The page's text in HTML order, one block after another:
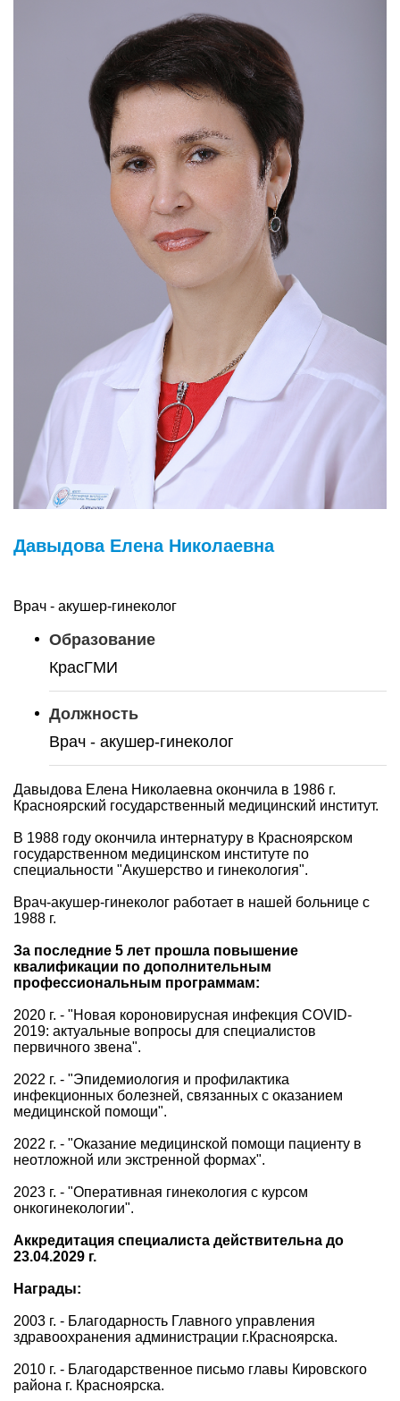
Давыдова Елена Николаевна
Врач - акушер-гинеколог
Образование
КрасГМИ
Должность
Врач - акушер-гинеколог
Давыдова Елена Николаевна окончила в 1986 г.
Красноярский государственный медицинский институт.
В 1988 году окончила интернатуру в Красноярском
государственном медицинском институте по
специальности "Акушерство и гинекология".
Врач-акушер-гинеколог работает в нашей больнице с
1988 г.
За последние 5 лет прошла повышение
квалификации по дополнительным
профессиональным программам:
2020 г. - "Новая короновирусная инфекция COVID-
2019: актуальные вопросы для специалистов
первичного звена".
2022 г. - "Эпидемиология и профилактика
инфекционных болезней, связанных с оказанием
медицинской помощи".
2022 г. - "Оказание медицинской помощи пациенту в
неотложной или экстренной формах".
2023 г. - "Оперативная гинекология с курсом
онкогинекологии".
Аккредитация специалиста действительна до
23.04.2029 г.
Награды:
2003 г. - Благодарность Главного управления
здравоохранения администрации г.Красноярска.
2010 г. - Благодарственное письмо главы Кировского
района г. Красноярска.